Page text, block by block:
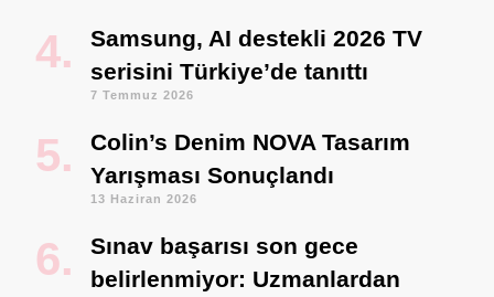
Samsung, AI destekli 2026 TV
serisini Türkiye’de tanıttı
7 Temmuz 2026
Colin’s Denim NOVA Tasarım
Yarışması Sonuçlandı
13 Haziran 2026
Sınav başarısı son gece
belirlenmiyor: Uzmanlardan